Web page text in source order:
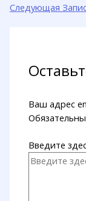
Следующая
Ваш адрес
Введите